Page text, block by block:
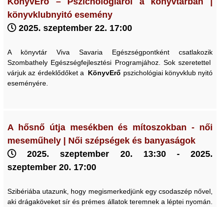
könyvklubnyitó esemény
2025. szeptember 22. 17:00
A könyvtár Viva Savaria Egészségpontként csatlakozik
Szombathely Egészségfejlesztési Programjához. Sok szeretettel
várjuk az érdeklődőket a KönyvErő pszichológiai könyvklub nyitó
eseményére.
A hősnő útja mesékben és mítoszokban - női
meseműhely | Női szépségek és banyaságok
2025. szeptember 20. 13:30 - 2025.
szeptember 20. 17:00
Szibériába utazunk, hogy megismerkedjünk egy csodaszép nővel,
aki drágaköveket sír és prémes állatok teremnek a léptei nyomán.